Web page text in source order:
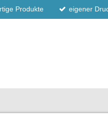
Produkte eigener